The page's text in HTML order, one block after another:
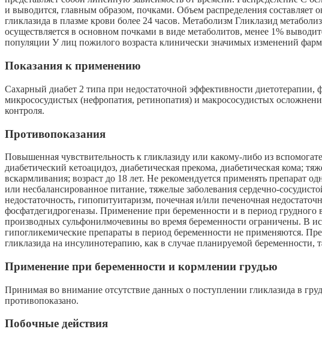
и выводится, главным образом, почками. Объем распределения составляет
гликлазида в плазме крови более 24 часов. Метаболизм Гликлазид
осуществляется в основном почками в виде метаболитов, менее 1%
популяции У лиц пожилого возраста клинически значимых изменений
Показания к применению
Сахарный диабет 2 типа при недостаточной эффективности
микрососудистых (нефропатия, ретинопатия) и макрососудистых
контроля.
Противопоказания
Повышенная чувствительность к гликлазиду или какому-либо из
диабетический кетоацидоз, диабетическая прекома, диабетическая кома;
вскармливания; возраст до 18 лет. Не рекомендуется применять
или несбалансированное питание, тяжелые заболевания сердечно-
недостаточность, гипопитуитаризм, почечная и/или печеночная
фосфатдегидрогеназы. Применение при беременности и в период
производных сульфонилмочевины во время беременности ограничены. В
гипогликемические препараты в период беременности не применяются.
гликлазида на инсулинотерапию, как в случае планируемой беременности,
Применение при беременности и кормлении грудью
Принимая во внимание отсутствие данных о поступлении гликлазида в
противопоказано.
Побочные действия